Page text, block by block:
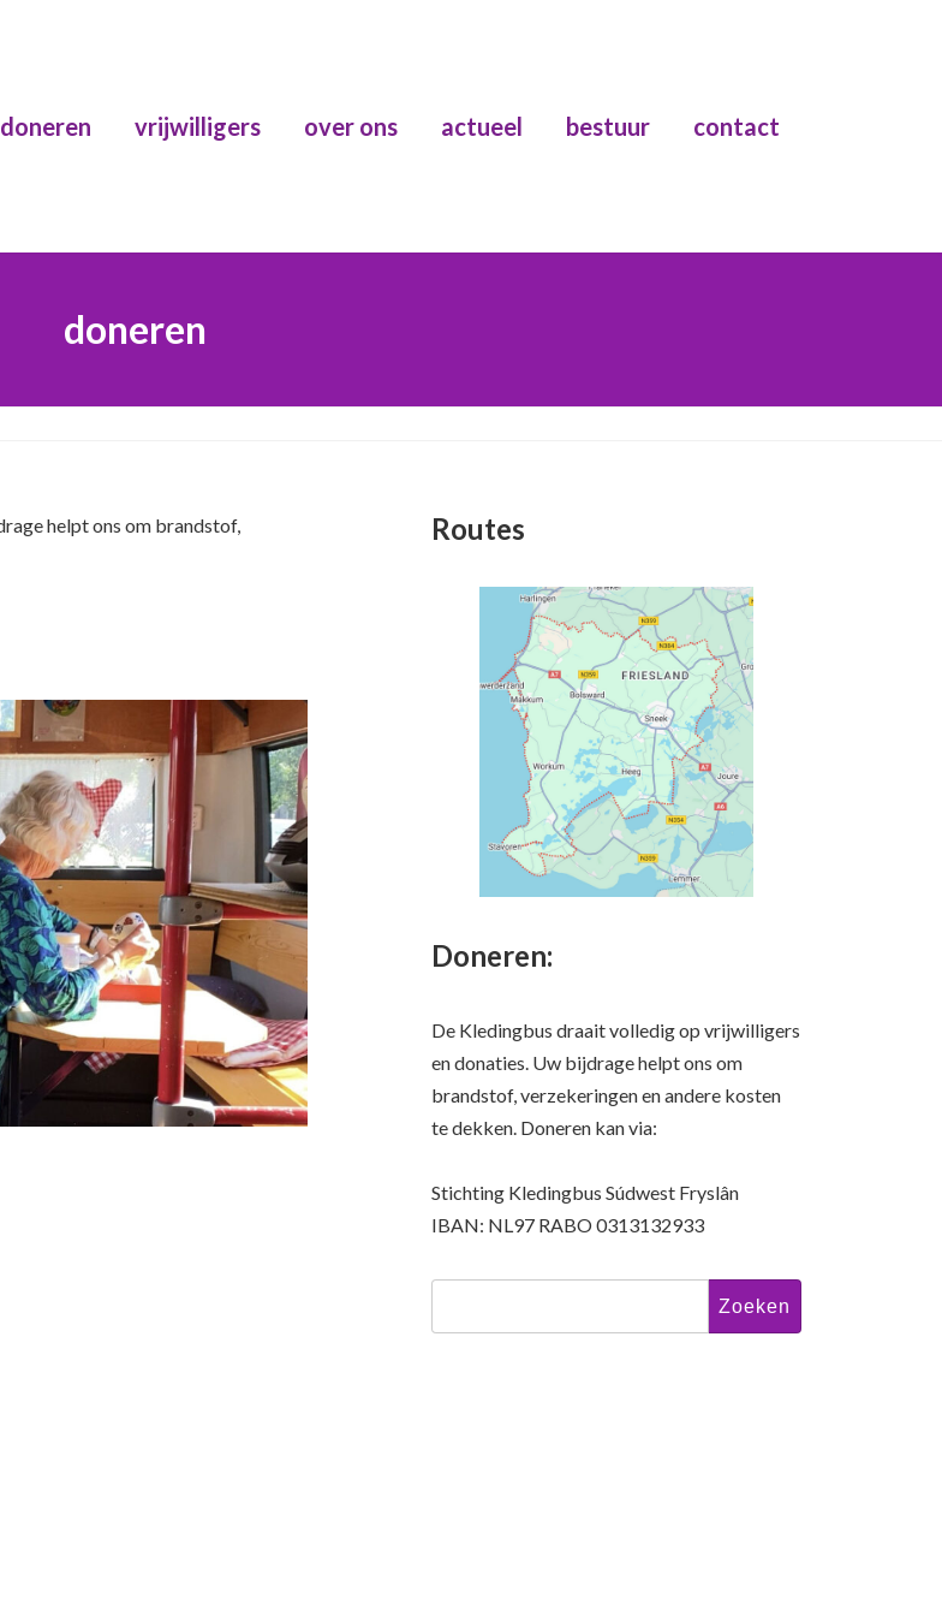
doneren vrijwilligers over ons actueel bestuur contact
doneren
helpt ons om brandstof,
Routes
Doneren:
De Kledingbus draait volledig op vrijwilligers
en donaties. Uw bijdrage helpt ons om
brandstof, verzekeringen en andere kosten
te dekken. Doneren kan via:
Stichting Kledingbus Súdwest Fryslân
IBAN: NL97 RABO 0313132933
Zoeken